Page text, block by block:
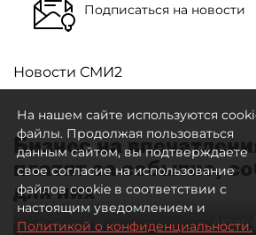
Подписаться на новости
Новости СМИ2
Бизнес на
платят за событие,
для них
Автор
На нашем сайте используются
файлы. Продолжая пользоваться
данным сайтом, вы подтверждаете
свое согласие на использование
файлов cookie в соответствии с
настоящим уведомлением и
Политикой о конфиденциальности.